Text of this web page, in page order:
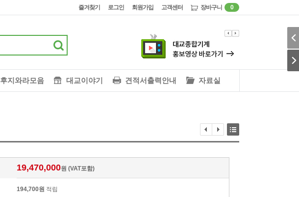
즐겨찾기 로그인 회원가입 고객센터 장바구니 0
후지와라모음 대교이야기 견적서출력안내 자료실
19,470,000원 (VAT포함)
194,700원 적립